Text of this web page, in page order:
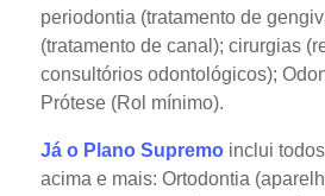
periodontia (tratamento de
(tratamento de canal); cirurgias
consultórios odontológicos);
Prótese (Rol mínimo).
Já o Plano Supremoinclui
acima e mais: Ortodontia